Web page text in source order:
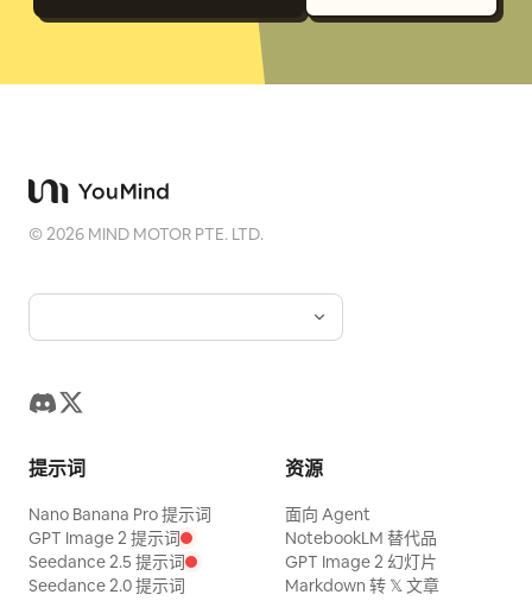
©2026 MIND MOTOR PTE. LTD.
提示词
Nano Banana Pro 提示词
GPT Image 2 提示词
Seedance 2.5 提示词
Seedance 2.0 提示词
资源
面向 Agent
NotebookLM 替代品
GPT Image 2 幻灯片
Markdown 转 𝕏 文章